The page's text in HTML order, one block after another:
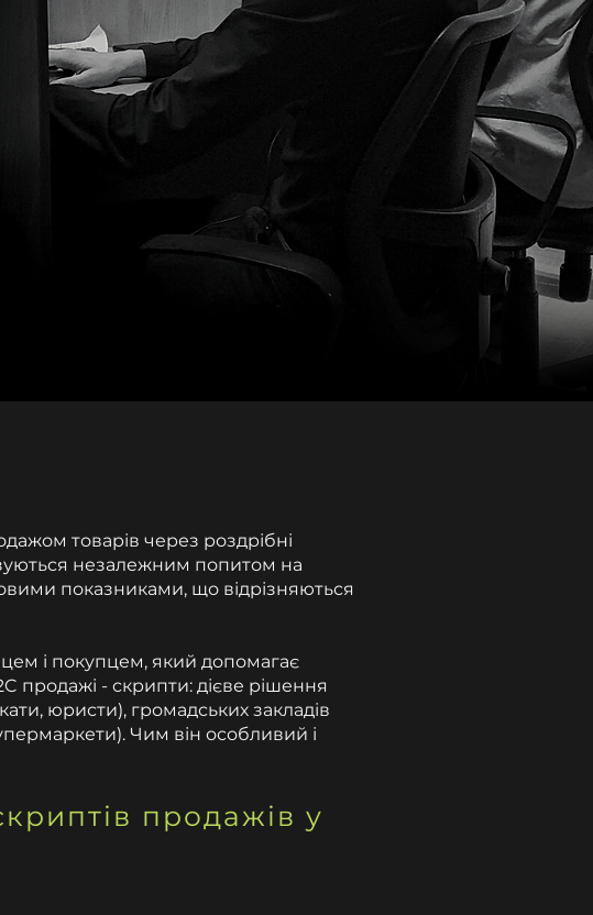
товарів через роздрібні
незалежним попитом на
показниками, що відрізняються
і покупцем, який допомагає
продажі - скрипти: дієве рішення
юристи), громадських закладів
Чим він особливий і
продажів у